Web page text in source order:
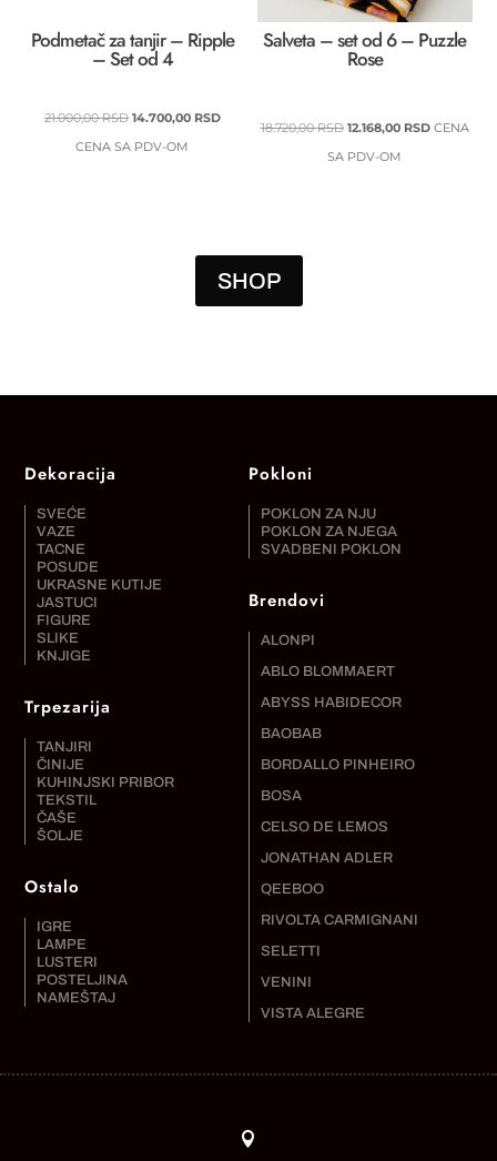
Podmetač za tanjir – Ripple
– Set od 4
21.000,00RSD ORIGINALNA
CENA
14.700,00 RSDTRENUTNA
CENA SA PDV-OM
Salveta – set od 6 – Puzzle
Rose
18.720,00RSD ORIGINALNA
CENA
12.168,00 RSDTRENUTNA
CENA
SA PDV-OM
SHOP
Dekoracija
SVEĆE
VAZE
TACNE
POSUDE
UKRASNE KUTIJE
JASTUCI
FIGURE
SLIKE
KNJIGE
Trpezarija
TANJIRI
ČINIJE
KUHINJSKI PRIBOR
TEKSTIL
ČAŠE
ŠOLJE
Ostalo
IGRE
LAMPE
LUSTERI
POSTELJINA
NAMEŠTAJ
Pokloni
POKLON ZA NJU
POKLON ZA NJEGA
SVADBENI POKLON
Brendovi
ALONPI
ABLO BLOMMAERT
ABYSS HABIDECOR
BAOBAB
BORDALLO PINHEIRO
BOSA
CELSO DE LEMOS
JONATHAN ADLER
QEEBOO
RIVOLTA CARMIGNANI
SELETTI
VENINI
VISTA ALEGRE
